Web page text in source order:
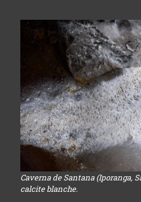
Caverna de Santana (Iporanga,
calcite blanche.